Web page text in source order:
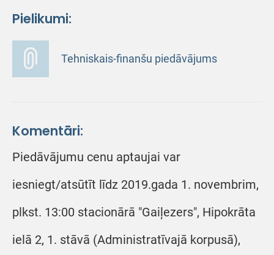
Pielikumi:
Tehniskais-finanšu piedāvājums
Komentāri:
Piedāvājumu cenu aptaujai var
iesniegt/atsūtīt līdz 2019.gada 1. novembrim,
plkst. 13:00 stacionārā "Gaiļezers", Hipokrāta
ielā 2, 1. stāvā (Administratīvajā korpusā),